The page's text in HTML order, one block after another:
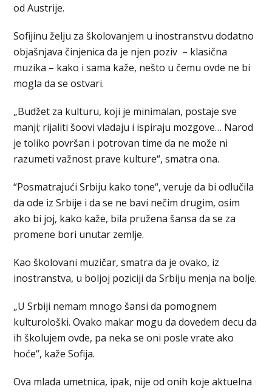
od Austrije.
Sofijinu želju za školovanjem u inostranstvu dodatno
objašnjava činjenica da je njen poziv – klasična
muzika – kako i sama kaže, nešto u čemu ovde ne bi
mogla da se ostvari.
„Budžet za kulturu, koji je minimalan, postaje sve
manji; rijaliti šoovi vladaju i ispiraju mozgove… Narod
je toliko površan i potrovan time da ne može ni
razumeti važnost prave kulture“, smatra ona.
“Posmatrajući Srbiju kako tone“, veruje da bi odlučila
da ode iz Srbije i da se ne bavi nečim drugim, osim
ako bi joj, kako kaže, bila pružena šansa da se za
promene bori unutar zemlje.
Kao školovani muzičar, smatra da je ovako, iz
inostranstva, u boljoj poziciji da Srbiju menja na bolje.
„U Srbiji nemam mnogo šansi da pomognem
kulturološki. Ovako makar mogu da dovedem decu da
ih školujem ovde, pa neka se oni posle vrate ako
hoće“, kaže Sofija.
Ova mlada umetnica, ipak, nije od onih koje aktuelna